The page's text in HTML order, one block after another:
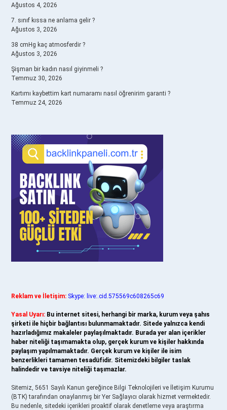
Ağustos 4, 2026
7. sınıf kıssa ne anlama gelir ?
Ağustos 3, 2026
38 cmHg kaç atmosferdir ?
Ağustos 3, 2026
Şişman bir kadın nasıl giyinmeli ?
Temmuz 30, 2026
Kartımı kaybettim kart numaramı nasıl öğrenirim garanti ?
Temmuz 24, 2026
Reklam ve İletişim: Skype: live:.cid.575569c608265c69
Yasal Uyarı: Bu internet sitesi, herhangi bir marka, kurum veya şahıs
şirketi ile hiçbir bağlantısı bulunmamaktadır. Sitede yalnızca kendi
hazırladığımız makaleler paylaşılmaktadır. Burada yer alan içerikler
haber niteliği taşımamakta olup, gerçek kurum ve kişiler hakkında
paylaşım yapılmamaktadır. Gerçek kurum ve kişiler ile isim
benzerlikleri tamamen tesadüfidir. Sitemizdeki bilgiler taslak
halindedir ve tavsiye niteliği taşımazlar.
Sitemiz, 5651 Sayılı Kanun gereğince Bilgi Teknolojileri ve İletişim Kurumu
(BTK) tarafından onaylanmış bir Yer Sağlayıcı olarak hizmet vermektedir.
Bu nedenle, sitedeki içerikleri proaktif olarak denetleme veya araştırma